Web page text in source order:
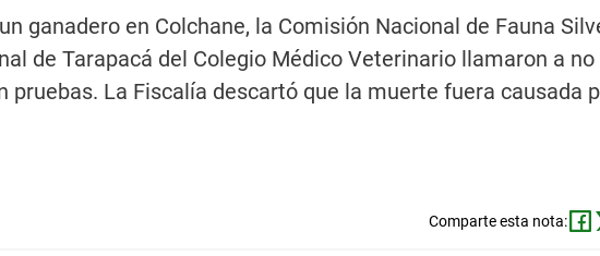
ganadero en Colchane, la Comisión Nacional de Fauna
de Tarapacá del Colegio Médico Veterinario llamaron a no
La Fiscalía descartó que la muerte fuera causada
Comparte esta nota: